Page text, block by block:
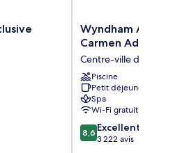
Wyndham
Alltra
del
Carmen
Adults
Only
All
Inclusive
Centre-
Wyndham Alltra
Carmen Adults Only
Centre-ville de Playa del
Piscine
Petit déjeuner gratuit
Spa
Wi-Fi gratuit
8.6
sur
8,6 Excellent
3 222 avis